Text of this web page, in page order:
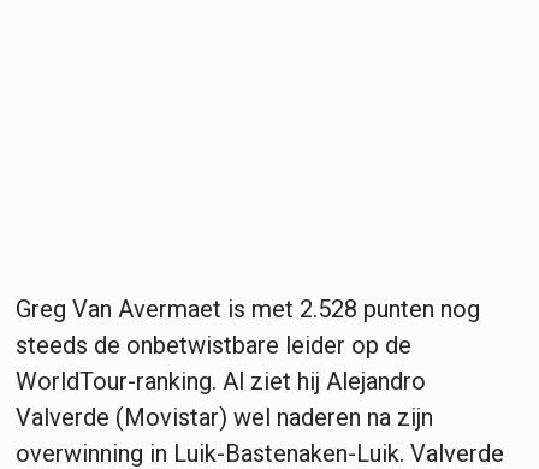
Greg Van Avermaet is met 2.528 punten nog
steeds de onbetwistbare leider op de
WorldTour-ranking. Al ziet hij Alejandro
Valverde (Movistar) wel naderen na zijn
overwinning in Luik-Bastenaken-Luik. Valverde